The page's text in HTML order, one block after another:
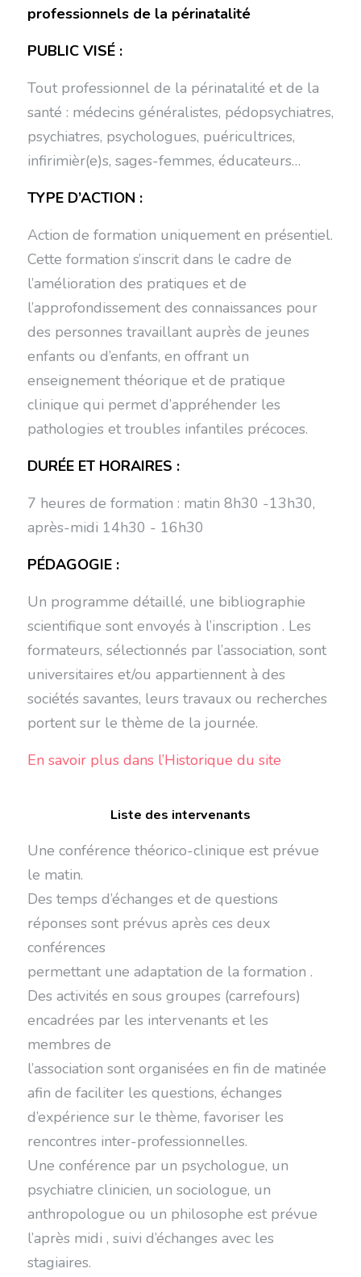
professionnels de la périnatalité
PUBLIC VISÉ :
Tout professionnel de la périnatalité et de la
santé : médecins généralistes, pédopsychiatres,
psychiatres, psychologues, puéricultrices,
infirimièr(e)s, sages-femmes, éducateurs…
TYPE D’ACTION :
Action de formation uniquement en présentiel.
Cette formation s’inscrit dans le cadre de
l’amélioration des pratiques et de
l’approfondissement des connaissances pour
des personnes travaillant auprès de jeunes
enfants ou d’enfants, en offrant un
enseignement théorique et de pratique
clinique qui permet d’appréhender les
pathologies et troubles infantiles précoces.
DURÉE ET HORAIRES :
7 heures de formation : matin 8h30 -13h30,
après-midi 14h30 - 16h30
PÉDAGOGIE :
Un programme détaillé, une bibliographie
scientifique sont envoyés à l’inscription . Les
formateurs, sélectionnés par l’association, sont
universitaires et/ou appartiennent à des
sociétés savantes, leurs travaux ou recherches
portent sur le thème de la journée.
En savoir plus dans l’Historique du site
Liste des intervenants
Une conférence théorico-clinique est prévue
le matin.
Des temps d’échanges et de questions
réponses sont prévus après ces deux
conférences
permettant une adaptation de la formation .
Des activités en sous groupes (carrefours)
encadrées par les intervenants et les
membres de
l’association sont organisées en fin de matinée
afin de faciliter les questions, échanges
d’expérience sur le thème, favoriser les
rencontres inter-professionnelles.
Une conférence par un psychologue, un
psychiatre clinicien, un sociologue, un
anthropologue ou un philosophe est prévue
l’après midi , suivi d’échanges avec les
stagiaires.